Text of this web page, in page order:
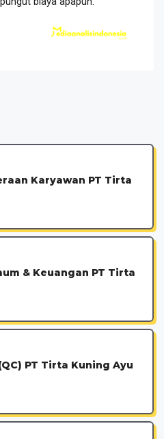
Karyawan PT Tirta
& Keuangan PT Tirta
PT Tirta Kuning Ayu